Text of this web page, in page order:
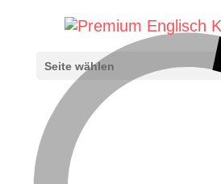
Seite wählen